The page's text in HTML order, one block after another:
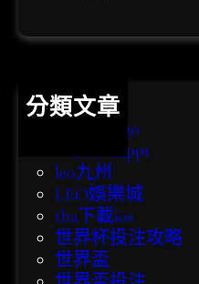
分類文章
bingo bingo
eo娛樂城ppt
leo九州
LEO娛樂城
tha下載ios
世界杯投注攻略
世界盃